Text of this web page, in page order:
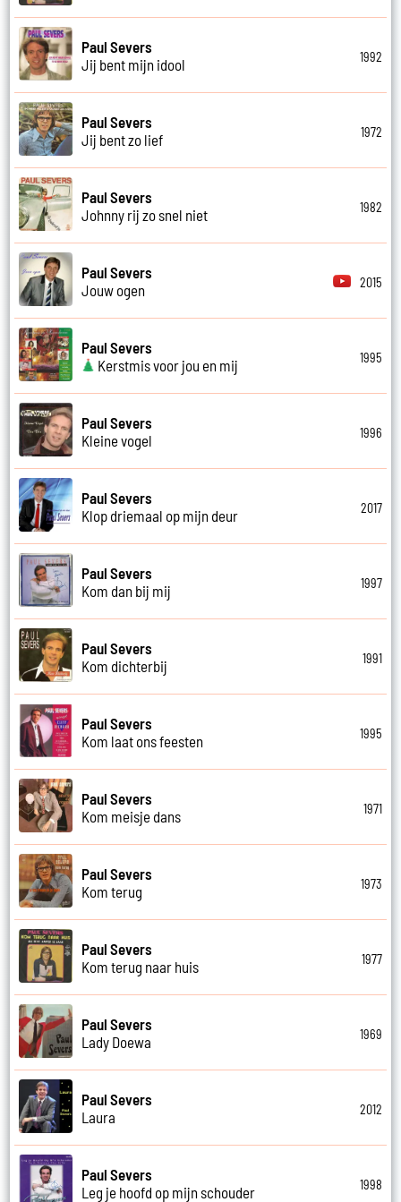
Paul Severs
Jij bent mijn idool
1992
Paul Severs
Jij bent zo lief
1972
Paul Severs
Johnny rij zo snel niet
1982
Paul Severs
Jouw ogen
2015
Paul Severs
Kerstmis voor jou en mij
1995
Paul Severs
Kleine vogel
1996
Paul Severs
Klop driemaal op mijn deur
2017
Paul Severs
Kom dan bij mij
1997
Paul Severs
Kom dichterbij
1991
Paul Severs
Kom laat ons feesten
1995
Paul Severs
Kom meisje dans
1971
Paul Severs
Kom terug
1973
Paul Severs
Kom terug naar huis
1977
Paul Severs
Lady Doewa
1969
Paul Severs
Laura
2012
Paul Severs
Leg je hoofd op mijn schouder
1998